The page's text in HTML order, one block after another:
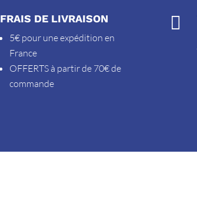
FRAIS DE LIVRAISON
5€ pour une expédition en
France
OFFERTS à partir de 70€ de
commande
